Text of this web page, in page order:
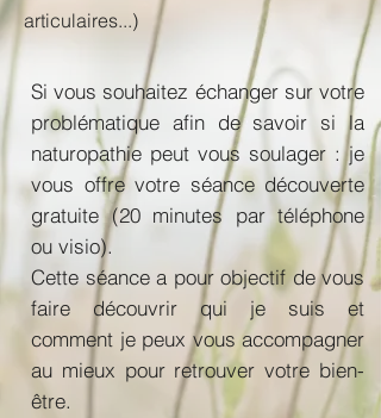
articulaires...)
Si vous souhaitez échanger sur votre
problématique afin de savoir si la
naturopathie peut vous soulager : je
vous offre votre séance découverte
gratuite (20 minutes par téléphone
ou visio).
Cette séance a pour objectif de vous
faire découvrir qui je suis et
comment je peux vous accompagner
au mieux pour retrouver votre bien-
être.